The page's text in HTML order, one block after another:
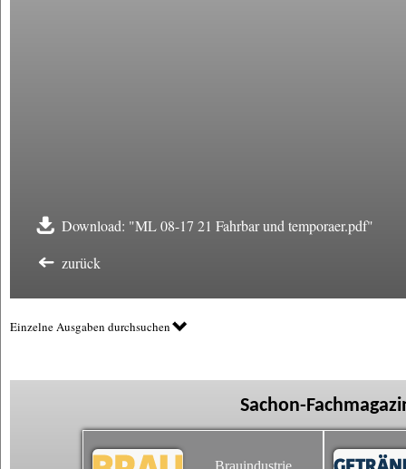
Download: "ML 08-17 21 Fahrbar und temporaer.pdf"
zurück
Einzelne Ausgaben durchsuchen
Sachon-
Brauindustrie